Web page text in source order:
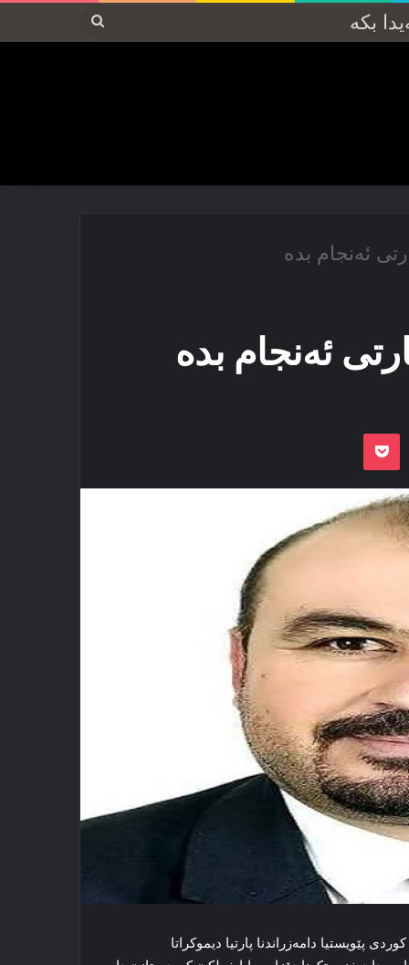
پەیدا
ئەنجام بدە
ئەنجام بدە
Odnoklassniki
Pocket
پێویستیا دامەزراندنا پارتیا دیموکراتا